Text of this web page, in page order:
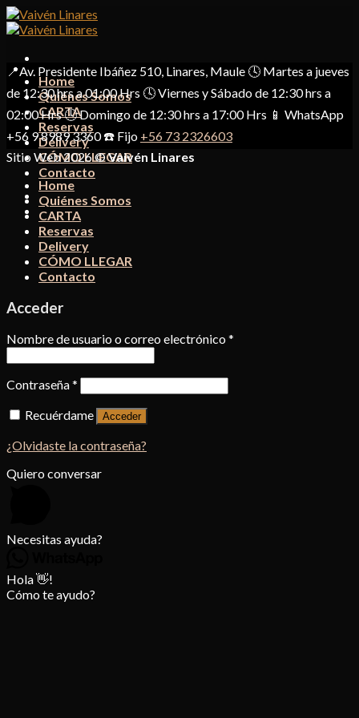
Skip
to
Home
Quiénes Somos
CARTA
Reservas
Delivery
CÓMO LLEGAR
Contacto
📍Av. Presidente Ibáñez 510, Linares, Maule 🕓 Martes a jueves
de 12:30 hrs a 01:00 Hrs 🕓 Viernes y Sábado de 12:30 hrs a
02:00 Hrs 🕓 Domingo de 12:30 hrs a 17:00 Hrs 📱 WhatsApp
+56 9 8989 3360 ☎️ Fijo +56 73 2326603
Sitio Web 2026 ©Vaivén Linares
Home
Quiénes Somos
CARTA
Reservas
Delivery
CÓMO LLEGAR
Contacto
Acceder
Nombre de usuario o correo electrónico*
Contraseña*
Recuérdame
Acceder
¿Olvidaste la contraseña?
Quiero conversar
Necesitas ayuda?
Hola 👋!
Cómo te ayudo?